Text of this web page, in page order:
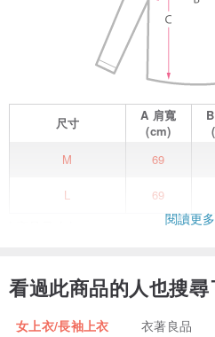
尺寸 A 肩寬
(cm)
B
M
69
L 69
M號 肩寬: 69cm / 胸寬: 63cm / 袖長:
55cm
L號 肩寬: 69cm / 胸寬: 66cm / 袖長
閱讀更多
看過此商品的人也搜尋
女上衣/長袖上衣 衣著良品